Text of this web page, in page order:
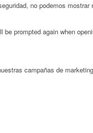
no podemos
prompted again when
campañas de